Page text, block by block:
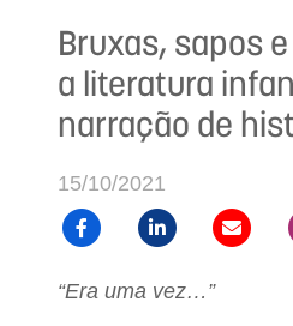
Bruxas, sapos
a literatura
narração de
15/10/2021
“Era uma vez…”